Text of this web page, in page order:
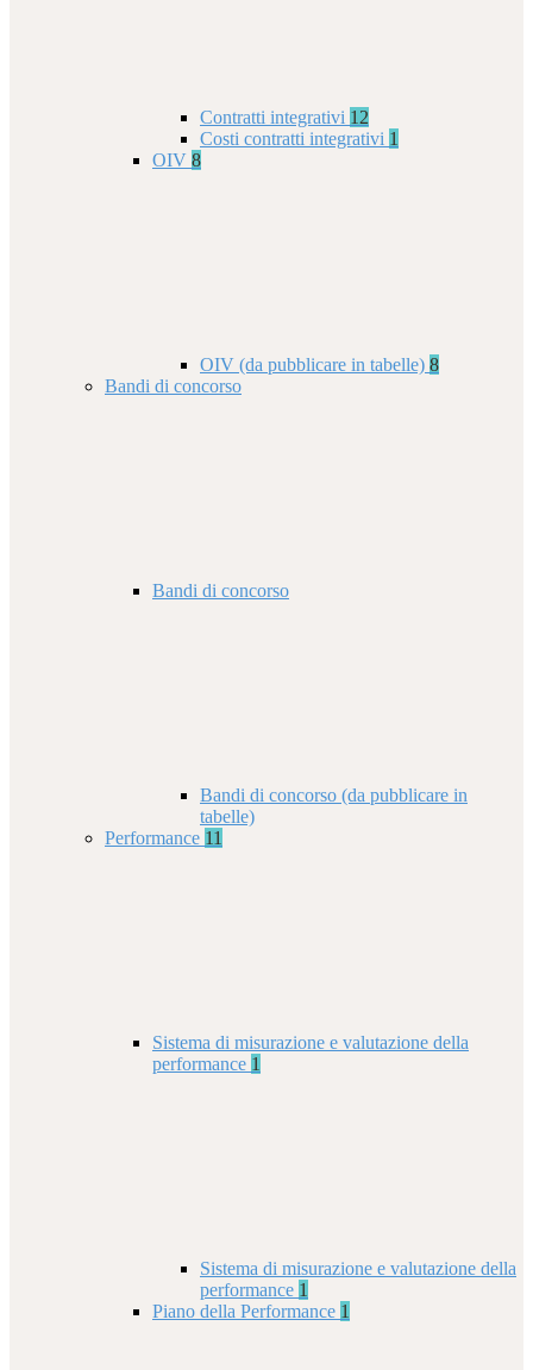
Contratti integrativi 12
Costi contratti integrativi 1
OIV 8
OIV (da pubblicare in tabelle) 8
Bandi di concorso
Bandi di concorso
Bandi di concorso (da pubblicare in
tabelle)
Performance 11
Sistema di misurazione e valutazione della
performance 1
Sistema di misurazione e valutazione della
performance 1
Piano della Performance 1